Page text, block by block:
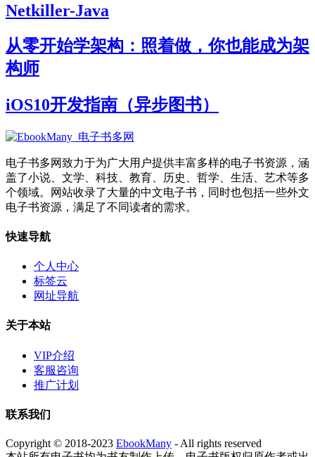
Netkiller-Java
从零开始学架构：照着做，你也能成为架
构师
iOS10开发指南（异步图书）
电子书多网致力于为广大用户提供丰富多样的电子书资源，涵
盖了小说、文学、科技、教育、历史、哲学、生活、艺术等多
个领域。网站收录了大量的中文电子书，同时也包括一些外文
电子书资源，满足了不同读者的需求。
快速导航
个人中心
标签云
网址导航
关于本站
VIP介绍
客服咨询
推广计划
联系我们
Copyright © 2018-2023 EbookMany - All rights reserved